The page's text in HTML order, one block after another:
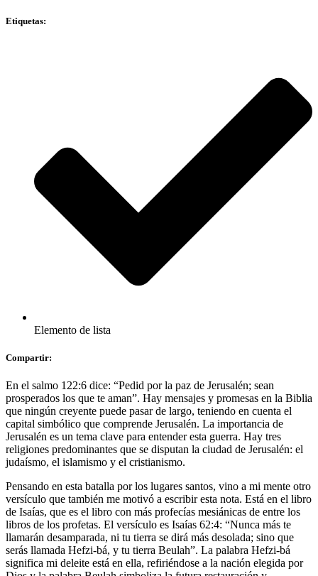
Etiquetas:
Elemento de lista
Compartir:
En el salmo 122:6 dice: “Pedid por la paz de Jerusalén; sean
prosperados los que te aman”. Hay mensajes y promesas en la Biblia
que ningún creyente puede pasar de largo, teniendo en cuenta el
capital simbólico que comprende Jerusalén. La importancia de
Jerusalén es un tema clave para entender esta guerra. Hay tres
religiones predominantes que se disputan la ciudad de Jerusalén: el
judaísmo, el islamismo y el cristianismo.
Pensando en esta batalla por los lugares santos, vino a mi mente otro
versículo que también me motivó a escribir esta nota. Está en el libro
de Isaías, que es el libro con más profecías mesiánicas de entre los
libros de los profetas. El versículo es Isaías 62:4: “Nunca más te
llamarán desamparada, ni tu tierra se dirá más desolada; sino que
serás llamada Hefzi-bá, y tu tierra Beulah”. La palabra Hefzi-bá
significa mi deleite está en ella, refiriéndose a la nación elegida por